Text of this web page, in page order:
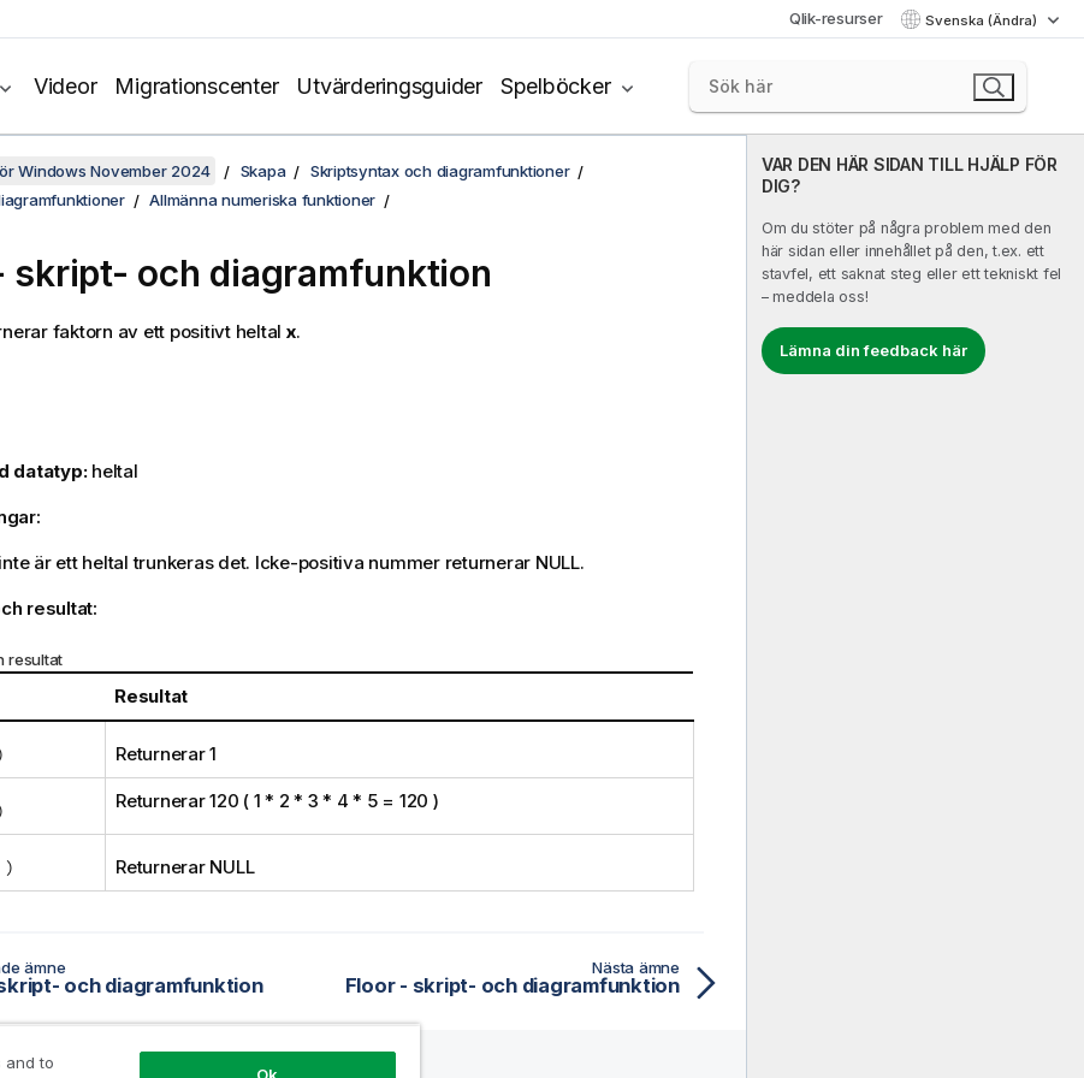
Qlik-resurser Svenska (Ändra)
Videor Migrationscenter Utvärderingsguider Spelböcker
VAR DEN HÄR SIDAN TILL HJÄLP FÖR
DIG?
Om du stöter på några problem med den
här sidan eller innehållet på den, t.ex. ett
stavfel, ett saknat steg eller ett tekniskt fel
– meddela oss!
Lämna din feedback här
Windows November 2024 Skapa
Skriptsyntax och diagramfunktioner
Allmänna numeriska funktioner
skript- och diagramfunktion
faktorn av ett positivt heltal x.
datatyp: heltal
är ett heltal trunkeras det. Icke-positiva nummer returnerar NULL.
resultat:
resultat
Resultat
Returnerar 1
Returnerar 120 ( 1 * 2 * 3 * 4 * 5 = 120 )
) Returnerar NULL
ämne
och diagramfunktion
Nästa ämne
Floor - skript- och diagramfunktion
and to